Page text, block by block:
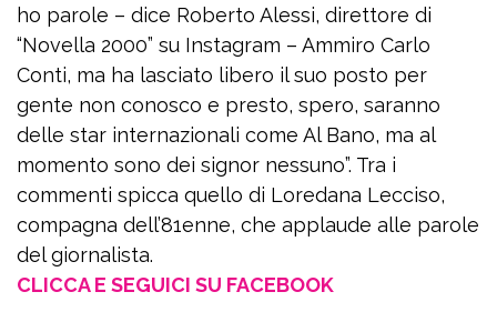
ho parole – dice Roberto Alessi, direttore di
“Novella 2000” su Instagram – Ammiro Carlo
Conti, ma ha lasciato libero il suo posto per
gente non conosco e presto, spero, saranno
delle star internazionali come Al Bano, ma al
momento sono dei signor nessuno”. Tra i
commenti spicca quello di Loredana Lecciso,
compagna dell’81enne, che applaude alle parole
del giornalista.
CLICCA E SEGUICI SU FACEBOOK